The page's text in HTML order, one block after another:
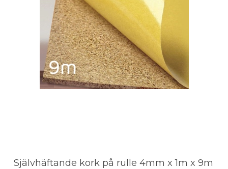
Självhäftande kork på rulle 4mm x 1m x 9m